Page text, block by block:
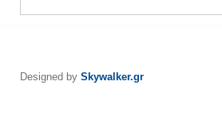
Designed by Skywalker.gr